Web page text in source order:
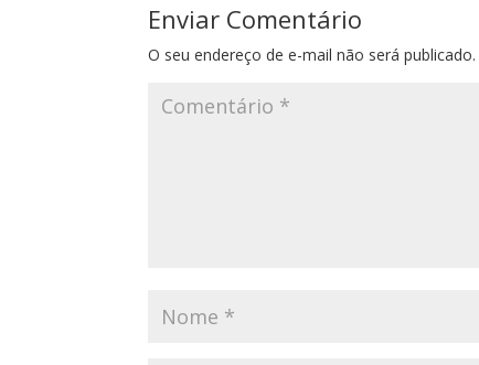
Enviar Comentário
O seu endereço de e-mail não será publicado.